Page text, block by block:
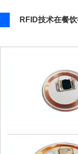
RFID技术在餐